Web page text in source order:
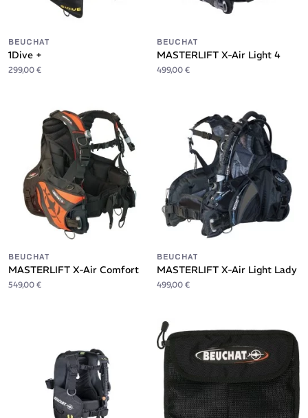
BEUCHAT
1Dive +
299,00 €
BEUCHAT
MASTERLIFT X-Air Light 4
499,00 €
BEUCHAT
MASTERLIFT X-Air Comfort
549,00 €
BEUCHAT
MASTERLIFT X-Air Light Lady
499,00 €